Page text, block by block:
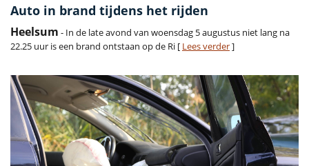
Auto in brand tijdens het rijden
Heelsum - In de late avond van woensdag 5 augustus niet lang na
22.25 uur is een brand ontstaan op de Ri [ Lees verder]